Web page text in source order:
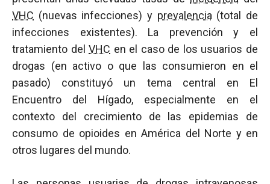
VHC (nuevas infecciones) y prevalencia (total de
infecciones existentes). La prevención y el
tratamiento delVHC en el caso de los usuarios de
drogas (en activo o que las consumieron en el
pasado) constituyó un tema central en El
Encuentro del Hígado, especialmente en el
contexto del crecimiento de las epidemias de
consumo de opioides en América del Norte y en
otros lugares del mundo.